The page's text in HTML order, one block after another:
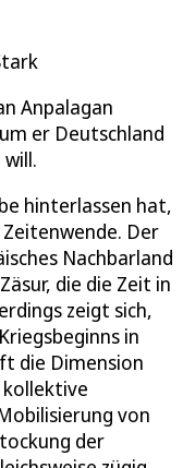
Anpalagan
er Deutschland
hinterlassen hat,
Der
Nachbarland
die die Zeit in
zeigt sich,
in
die Dimension
kollektive
von
der